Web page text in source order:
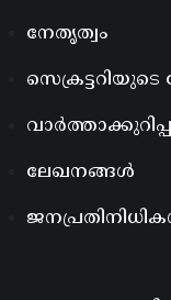
നേതൃത്വം
ലേഖനങ്ങൾ